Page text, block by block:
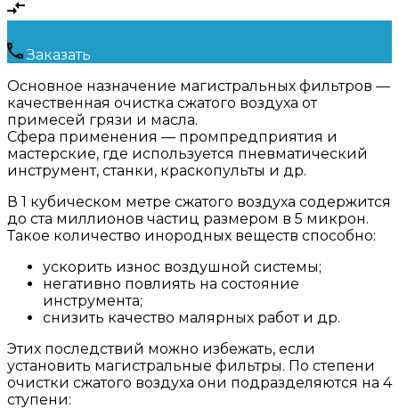
Заказать
Основное назначение магистральных фильтров —
качественная очистка сжатого воздуха от
примесей грязи и масла.
Сфера применения — промпредприятия и
мастерские, где используется пневматический
инструмент, станки, краскопульты и др.
В 1 кубическом метре сжатого воздуха содержится
до ста миллионов частиц размером в 5 микрон.
Такое количество инородных веществ способно:
ускорить износ воздушной системы;
негативно повлиять на состояние
инструмента;
снизить качество малярных работ и др.
Этих последствий можно избежать, если
установить магистральные фильтры. По степени
очистки сжатого воздуха они подразделяются на 4
ступени: